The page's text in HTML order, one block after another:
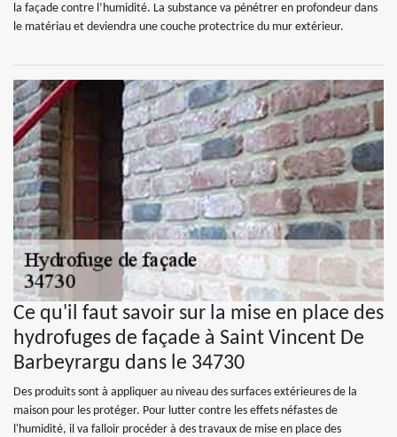
la façade contre l’humidité. La substance va pénétrer en profondeur dans
le matériau et deviendra une couche protectrice du mur extérieur.
Ce qu'il faut savoir sur la mise en place des
hydrofuges de façade à Saint Vincent De
Barbeyrargu dans le 34730
Des produits sont à appliquer au niveau des surfaces extérieures de la
maison pour les protéger. Pour lutter contre les effets néfastes de
l'humidité, il va falloir procéder à des travaux de mise en place des